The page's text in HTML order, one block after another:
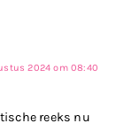
2024 om 08:40
reeks nu